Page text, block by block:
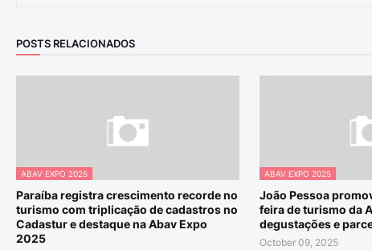
POSTS RELACIONADOS
ABAV EXPO 2025
Paraíba registra crescimento recorde no
turismo com triplicação de cadastros no
Cadastur e destaque na Abav Expo
2025
ABAV EXPO 2025
João Pessoa
feira de turismo da
degustações e
October 09, 2025